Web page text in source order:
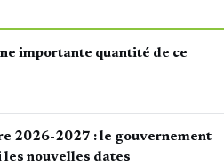
importante quantité de ce
2026-2027 : le gouvernement
nouvelles dates